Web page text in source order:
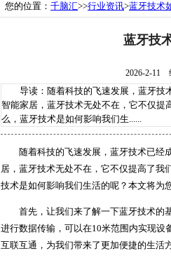
您的位置： 千脑汇>>行业资讯>蓝牙技术
蓝牙技
2026-2-11
导读：随着科技的飞速发展，蓝牙技
智能家居，蓝牙技术无处不在，它不仅提
么，蓝牙技术是如何影响我们生......
随着科技的飞速发展，蓝牙技术已经
居，蓝牙技术无处不在，它不仅提高了我
技术是如何影响我们生活的呢？本文将为
首先，让我们来了解一下蓝牙技术的
进行数据传输，可以在10米范围内实现
互联互通，为我们带来了更加便捷的生活方